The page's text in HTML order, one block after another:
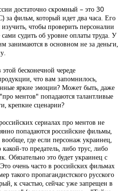
достаточно скромный – это 30
за фильм, который идет два часа. Его
чтобы проверить персоналии
судить об уровне оплаты труда. У
занимаются в основном не за деньги,
бесконечной череде
что вам запомнилось,
яркие эмоции? Может быть, даже
ментов" попадаются талантливые
крепкие сценарии?
сериалах про ментов не
попадаются российские фильмы,
где если персонаж украинец,
какой-то предатель, либо трус, либо
Обязательно это будет украинец с
очень часто в российских фильмах
такого пропагандистского русского
к счастью, сейчас уже запрещен в